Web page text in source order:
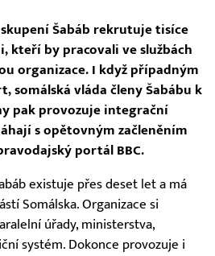
Šabáb rekrutuje tisíce
kteří by pracovali ve službách
organizace. I když případným
somálská vláda členy Šabábu k
pak provozuje integrační
s opětovným začleněním
portál BBC.
existuje přes deset let a má
Somálska. Organizace si
úřady, ministerstva,
systém. Dokonce provozuje i